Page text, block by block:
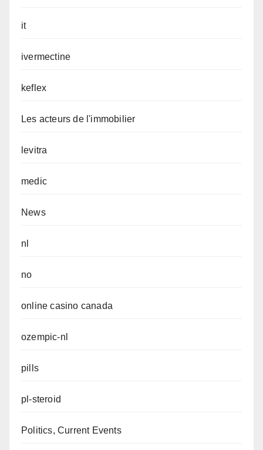
it
ivermectine
keflex
Les acteurs de l'immobilier
levitra
medic
News
nl
no
online casino canada
ozempic-nl
pills
pl-steroid
Politics, Current Events